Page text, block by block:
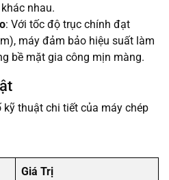
nhau.
: Với tốc độ trục chính đạt
máy đảm bảo hiệu suất làm
bề mặt gia công mịn màng.
thuật chi tiết của máy chép
Giá Trị